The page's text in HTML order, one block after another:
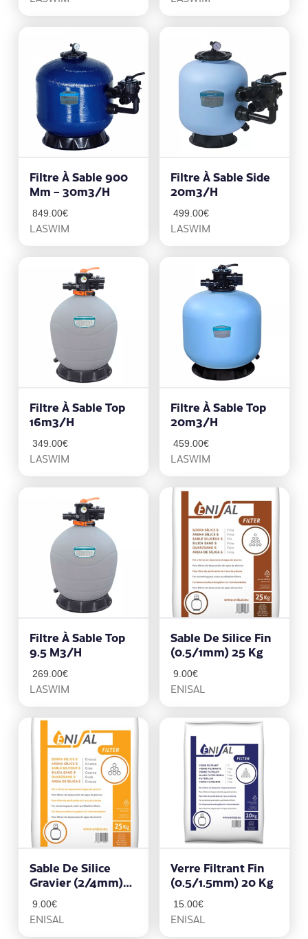
Filtre À Sable 900
Mm – 30m3/h
849.00€
LASWIM
Filtre À Sable Side
20m3/h
499.00€
LASWIM
Filtre À Sable Top
16m3/h
349.00€
LASWIM
Filtre À Sable Top
20m3/h
459.00€
LASWIM
Filtre À Sable Top
9.5 M3/h
269.00€
LASWIM
Sable De Silice Fin
(0.5/1mm) 25 Kg
9.00€
ENISAL
Sable De Silice
Gravier (2/4mm)
25 Kg
9.00€
ENISAL
Verre Filtrant Fin
(0.5/1.5mm) 20 Kg
15.00€
ENISAL